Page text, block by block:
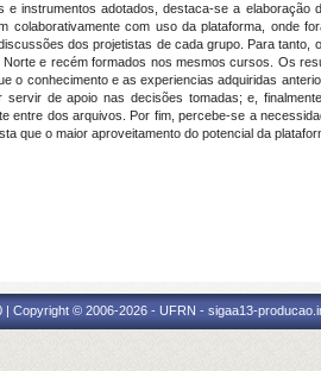
instrumentos adotados, destaca-se a elaboração
com uso da plataforma, onde
dos projetistas de cada grupo. Para tanto,
e recém formados nos mesmos cursos. Os
conhecimento e as experiencias adquiridas
de apoio nas decisões tomadas; e,
dos arquivos. Por fim, percebe-se a
que o maior aproveitamento do potencial da
Copyright © 2006-2026 - UFRN - sigaa13-